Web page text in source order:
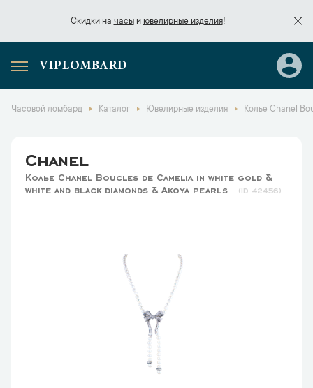
Скидки на часыи ювелирные изделия!
Скидки начасы
VIPLOMBARD
Часовой ломбард Каталог Ювелирные изделия Колье Chanel
Chanel
Колье Chanel Boucles de Camelia in white gold &
white and black diamonds & Akoya pearls
42456